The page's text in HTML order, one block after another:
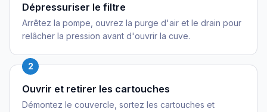
Dépressuriser le filtre
Arrêtez la pompe, ouvrez la purge d'air et le drain pour
relâcher la pression avant d'ouvrir la cuve.
2
Ouvrir et retirer les cartouches
Démontez le couvercle, sortez les cartouches et